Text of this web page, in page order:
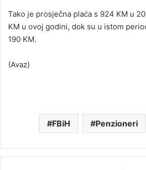
Tako je prosječna plaća s 924 KM u
KM u ovoj godini, dok su u istom
190 KM.
(Avaz)
FBiH Penzioneri